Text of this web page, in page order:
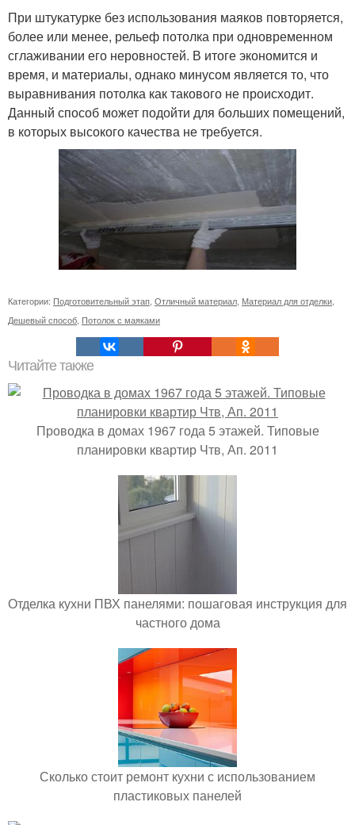
При штукатурке без использования маяков повторяется,
более или менее, рельеф потолка при одновременном
сглаживании его неровностей. В итоге экономится и
время, и материалы, однако минусом является то, что
выравнивания потолка как такового не происходит.
Данный способ может подойти для больших помещений,
в которых высокого качества не требуется.
Категории: Подготовительный этап Отличный материал Материал для отделки
Дешевый способ Потолок с маяками
Читайте также
Проводка в домах 1967 года 5 этажей. Типовые
планировки квартир Чтв, Ап. 2011
Отделка кухни ПВХ панелями: пошаговая инструкция для
частного дома
Сколько стоит ремонт кухни с использованием
пластиковых панелей